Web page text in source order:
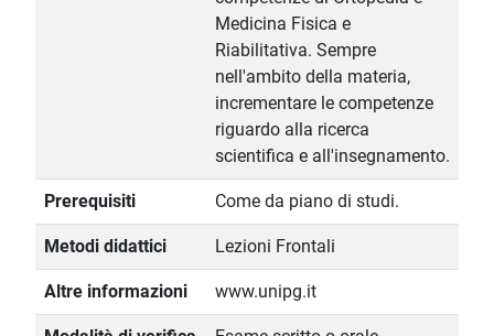
Medicina Fisica e
Riabilitativa. Sempre
nell'ambito della materia,
incrementare le competenze
riguardo alla ricerca
scientifica e all'insegnamento.
Prerequisiti Come da piano di studi.
Metodi didattici Lezioni Frontali
Altre informazioni www.unipg.it